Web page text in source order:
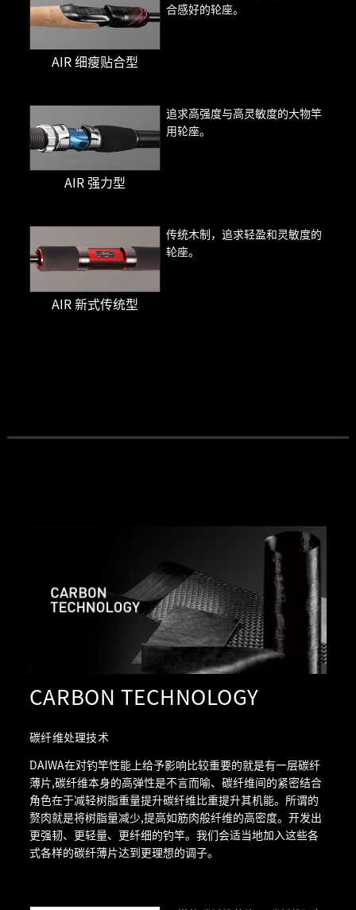
AIR 细瘦贴合型
合感好的轮座。
AIR 强力型
追求高强度与高灵敏度的大物竿
用轮座。
AIR 新式传统型
传统木制，追求轻盈和灵敏度的
轮座。
CARBON TECHNOLOGY
碳纤维处理技术
DAIWA在对钓竿性能上给予影响比较重要的就是有一层碳纤
薄片,碳纤维本身的高弹性是不言而喻、碳纤维间的紧密结合
角色在于减轻树脂重量提升碳纤维比重提升其机能。所谓的
赘肉就是将树脂量减少,提高如筋肉般纤维的高密度。开发出
更强韧、更轻量、更纤细的钓竿。我们会适当地加入这些各
式各样的碳纤薄片达到更理想的调子。